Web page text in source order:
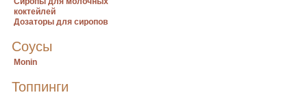
коктейлей
Дозаторы для сиропов
Соусы
Monin
Топпинги